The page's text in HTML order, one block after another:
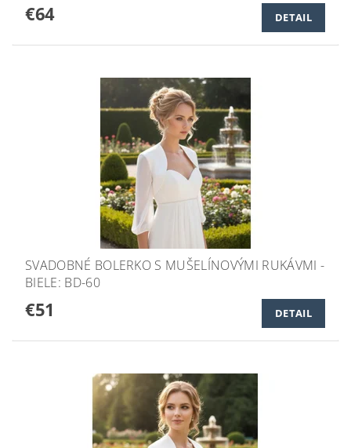
€64 DETAIL
SVADOBNÉ BOLERKO S MUŠELÍNOVÝMI RUKÁVMI -
BIELE: BD-60
€51 DETAIL